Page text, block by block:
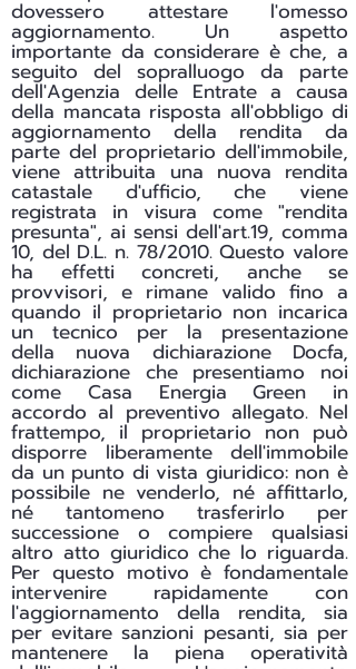
dovessero attestare l'omesso
aggiornamento. Un aspetto
importante da considerare è che, a
seguito del sopralluogo da parte
dell'Agenzia delle Entrate a causa
della mancata risposta all'obbligo di
aggiornamento della rendita da
parte del proprietario dell'immobile,
viene attribuita una nuova rendita
catastale d'ufficio, che viene
registrata in visura come "rendita
presunta", ai sensi dell'art.19, comma
10, del D.L. n. 78/2010. Questo valore
ha effetti concreti, anche se
provvisori, e rimane valido fino a
quando il proprietario non incarica
un tecnico per la presentazione
della nuova dichiarazione Docfa,
dichiarazione che presentiamo noi
come Casa Energia Green in
accordo al preventivo allegato. Nel
frattempo, il proprietario non può
disporre liberamente dell'immobile
da un punto di vista giuridico: non è
possibile ne venderlo, né affittarlo,
né tantomeno trasferirlo per
successione o compiere qualsiasi
altro atto giuridico che lo riguarda.
Per questo motivo è fondamentale
intervenire rapidamente con
l'aggiornamento della rendita, sia
per evitare sanzioni pesanti, sia per
mantenere la piena operatività